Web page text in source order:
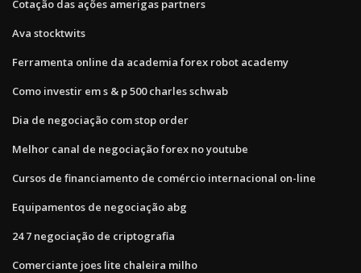
Cotação das ações amerigas partners
Ava stocktwits
Ferramenta online da academia forex robot academy
Como investir em s & p 500 charles schwab
Dia de negociação com stop order
Melhor canal de negociação forex no youtube
Cursos de financiamento de comércio internacional on-line
Equipamentos de negociação abg
24 7 negociação de criptografia
Comerciante joes lite chaleira milho